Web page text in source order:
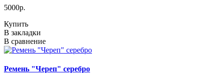
5000р.
Купить
В закладки
В сравнение
Ремень "Череп" серебро